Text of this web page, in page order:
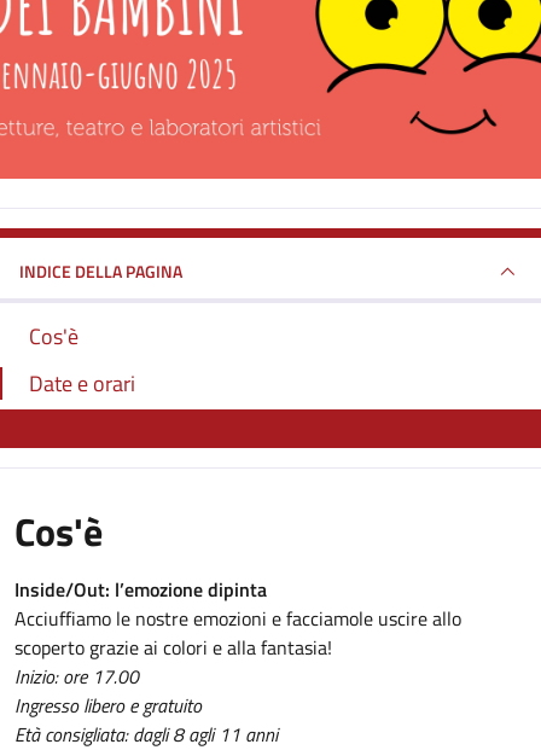
INDICE DELLA PAGINA
Cos'è
Date e orari
Cos'è
Inside/Out: l’emozione dipinta
Acciuffiamo le nostre emozioni e facciamole uscire allo
scoperto grazie ai colori e alla fantasia!
Inizio: ore 17.00
Ingresso libero e gratuito
Età consigliata: dagli 8 agli 11 anni